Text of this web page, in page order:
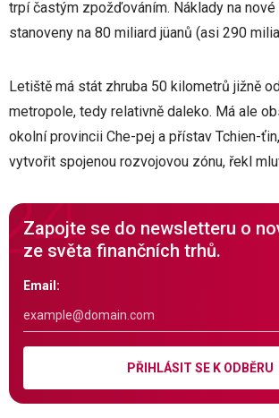
trpí častým zpožďováním. Náklady na
stanoveny na 80 miliard jüanů (asi 290
Letiště má stát zhruba 50 kilometrů jižně
metropole, tedy relativně daleko. Má ale
okolní provincii Che-pej a přístav Tchien-
vytvořit spojenou rozvojovou zónu, řekl
Zapojte se do newsletteru o
ze světa finančních trhů.
Email:
PŘIHLÁSIT SE K ODBĚRU